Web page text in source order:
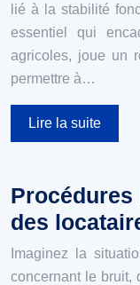
lié à la stabilité
essentiel qui
agricoles, joue un
permettre à…
Lire la suite
des
Imaginez la
concernant le bruit,